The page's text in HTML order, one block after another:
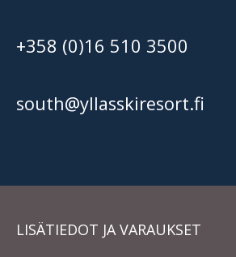
+358 (0)16 510 3500
south@yllasskiresort.fi
LISÄTIEDOT JA VARAUKSET